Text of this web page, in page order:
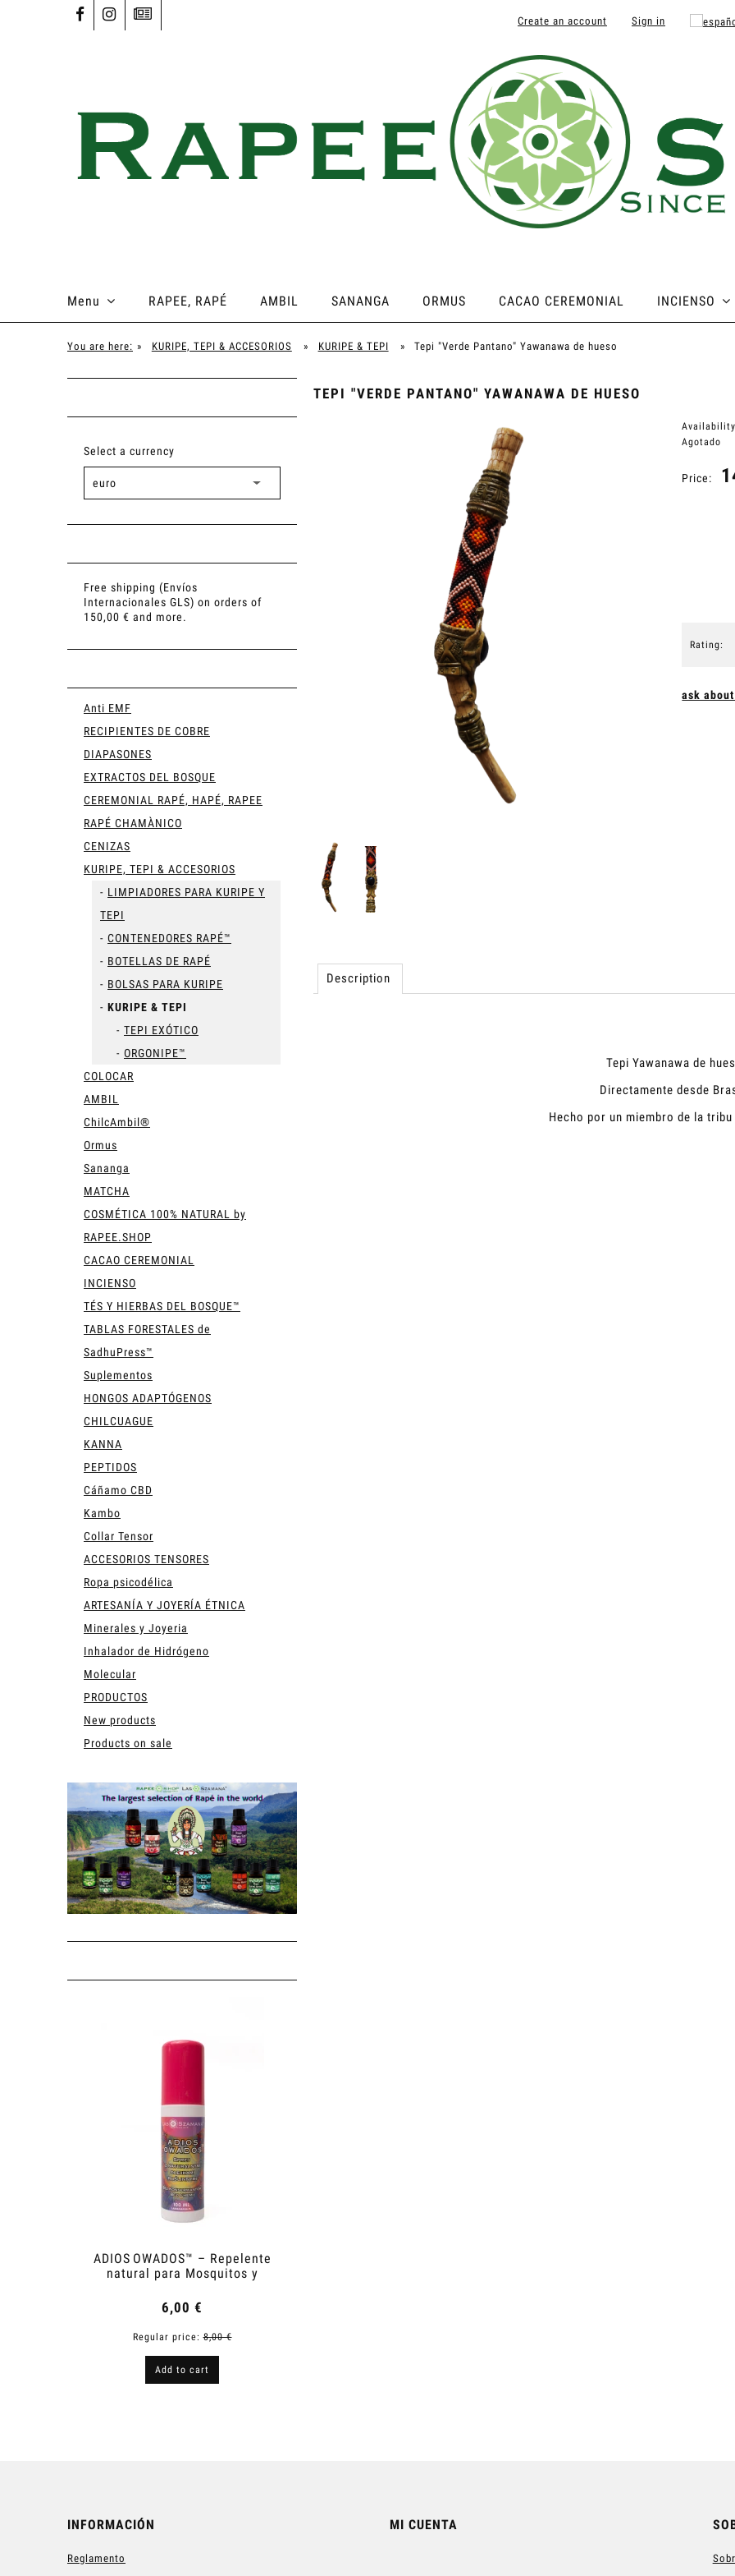
Create an account Sign in
Menu RAPEE, RAPÉ AMBIL SANANGA ORMUS CACAO CEREMONIAL INCIENSO
You are here: » KURIPE, TEPI & ACCESORIOS » KURIPE & TEPI » Tepi "Verde Pantano" Yawanawa de hueso
Select a currency
Free shipping (Envíos
Internacionales GLS) on orders of
150,00 € and more.
Anti EMF
RECIPIENTES DE COBRE
DIAPASONES
EXTRACTOS DEL BOSQUE
CEREMONIAL RAPÉ, HAPÉ, RAPEE
RAPÉ CHAMÀNICO
CENIZAS
KURIPE, TEPI & ACCESORIOS
LIMPIADORES PARA KURIPE Y
TEPI
CONTENEDORES RAPÉ™
BOTELLAS DE RAPÉ
BOLSAS PARA KURIPE
KURIPE & TEPI
TEPI EXÓTICO
ORGONIPE™
COLOCAR
AMBIL
ChilcAmbil®
Ormus
Sananga
MATCHA
COSMÉTICA 100% NATURAL by
RAPEE.SHOP
CACAO CEREMONIAL
INCIENSO
TÉS Y HIERBAS DEL BOSQUE™
TABLAS FORESTALES de
SadhuPress™
Suplementos
HONGOS ADAPTÓGENOS
CHILCUAGUE
KANNA
PEPTIDOS
Cáñamo CBD
Kambo
Collar Tensor
ACCESORIOS TENSORES
Ropa psicodélica
ARTESANÍA Y JOYERÍA ÉTNICA
Minerales y Joyeria
Inhalador de Hidrógeno
Molecular
PRODUCTOS
New products
Products on sale
ADIOS OWADOS™ – Repelente
natural para Mosquitos y
6,00 €
Regular price:8,00 €
Add to cart
TEPI "VERDE PANTANO" YAWANAWA DE HUESO
Agotado
Price:
Rating:
ask
Description
Tepi Yawanawa de
Directamente desde
Hecho por un miembro de la tribu
INFORMACIÓN
Reglamento
MI CUENTA